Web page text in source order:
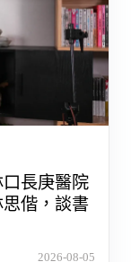
長庚醫院
偕，談書
2026-08-05